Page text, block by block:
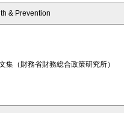
& Prevention
（財務省財務総合政策研究所）